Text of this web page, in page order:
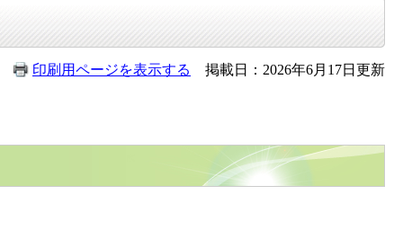
印刷用ページを表示する 掲載日：2026年6月17日更新